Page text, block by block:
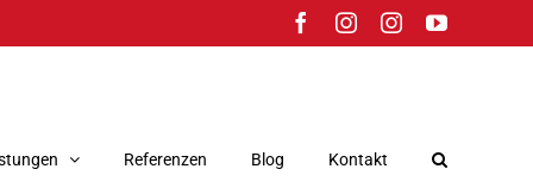
FacebookInstagram
InstagramYouTube
Referenzen Blog Kontakt